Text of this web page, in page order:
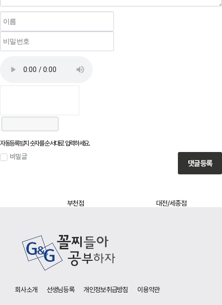
자동등록방지 숫자를 순서대로 입력하세요.
비밀글
댓글등록
부천점 대전/세종점
회사소개 선생님등록 개인정보취급방침 이용약관